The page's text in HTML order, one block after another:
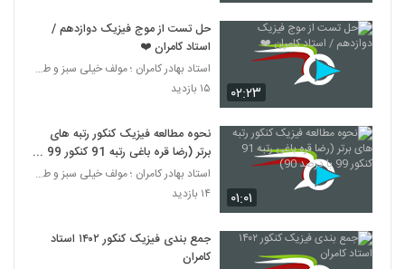
۰۲:۲۳
حل تست از موج فیزیک دوازدهم /
استاد کامران ❤️
استاد بهادر کامران ؛ مولف خیلی سبز و طراح قلم چی
۱۵ بازدید
۰۱:۰۱
نحوه مطالعه فیزیک کنکور رتبه های
برتر (رضا قره باغی رتبه 91 کنکور 99 با
درصد 90)
استاد بهادر کامران ؛ مولف خیلی سبز و طراح قلم چی
۱۴ بازدید
جمع بندی فیزیک کنکور ۱۴۰۲ استاد
کامران